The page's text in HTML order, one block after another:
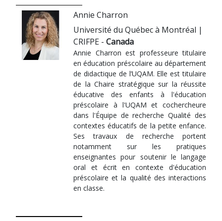
Annie Charron
Université du Québec à Montréal |
CRIFPE - Canada
Annie Charron est professeure titulaire
en éducation préscolaire au département
de didactique de l’UQAM. Elle est titulaire
de la Chaire stratégique sur la réussite
éducative des enfants à l'éducation
préscolaire à l'UQAM et cochercheure
dans l'Équipe de recherche Qualité des
contextes éducatifs de la petite enfance.
Ses travaux de recherche portent
notamment sur les pratiques
enseignantes pour soutenir le langage
oral et écrit en contexte d'éducation
préscolaire et la qualité des interactions
en classe.